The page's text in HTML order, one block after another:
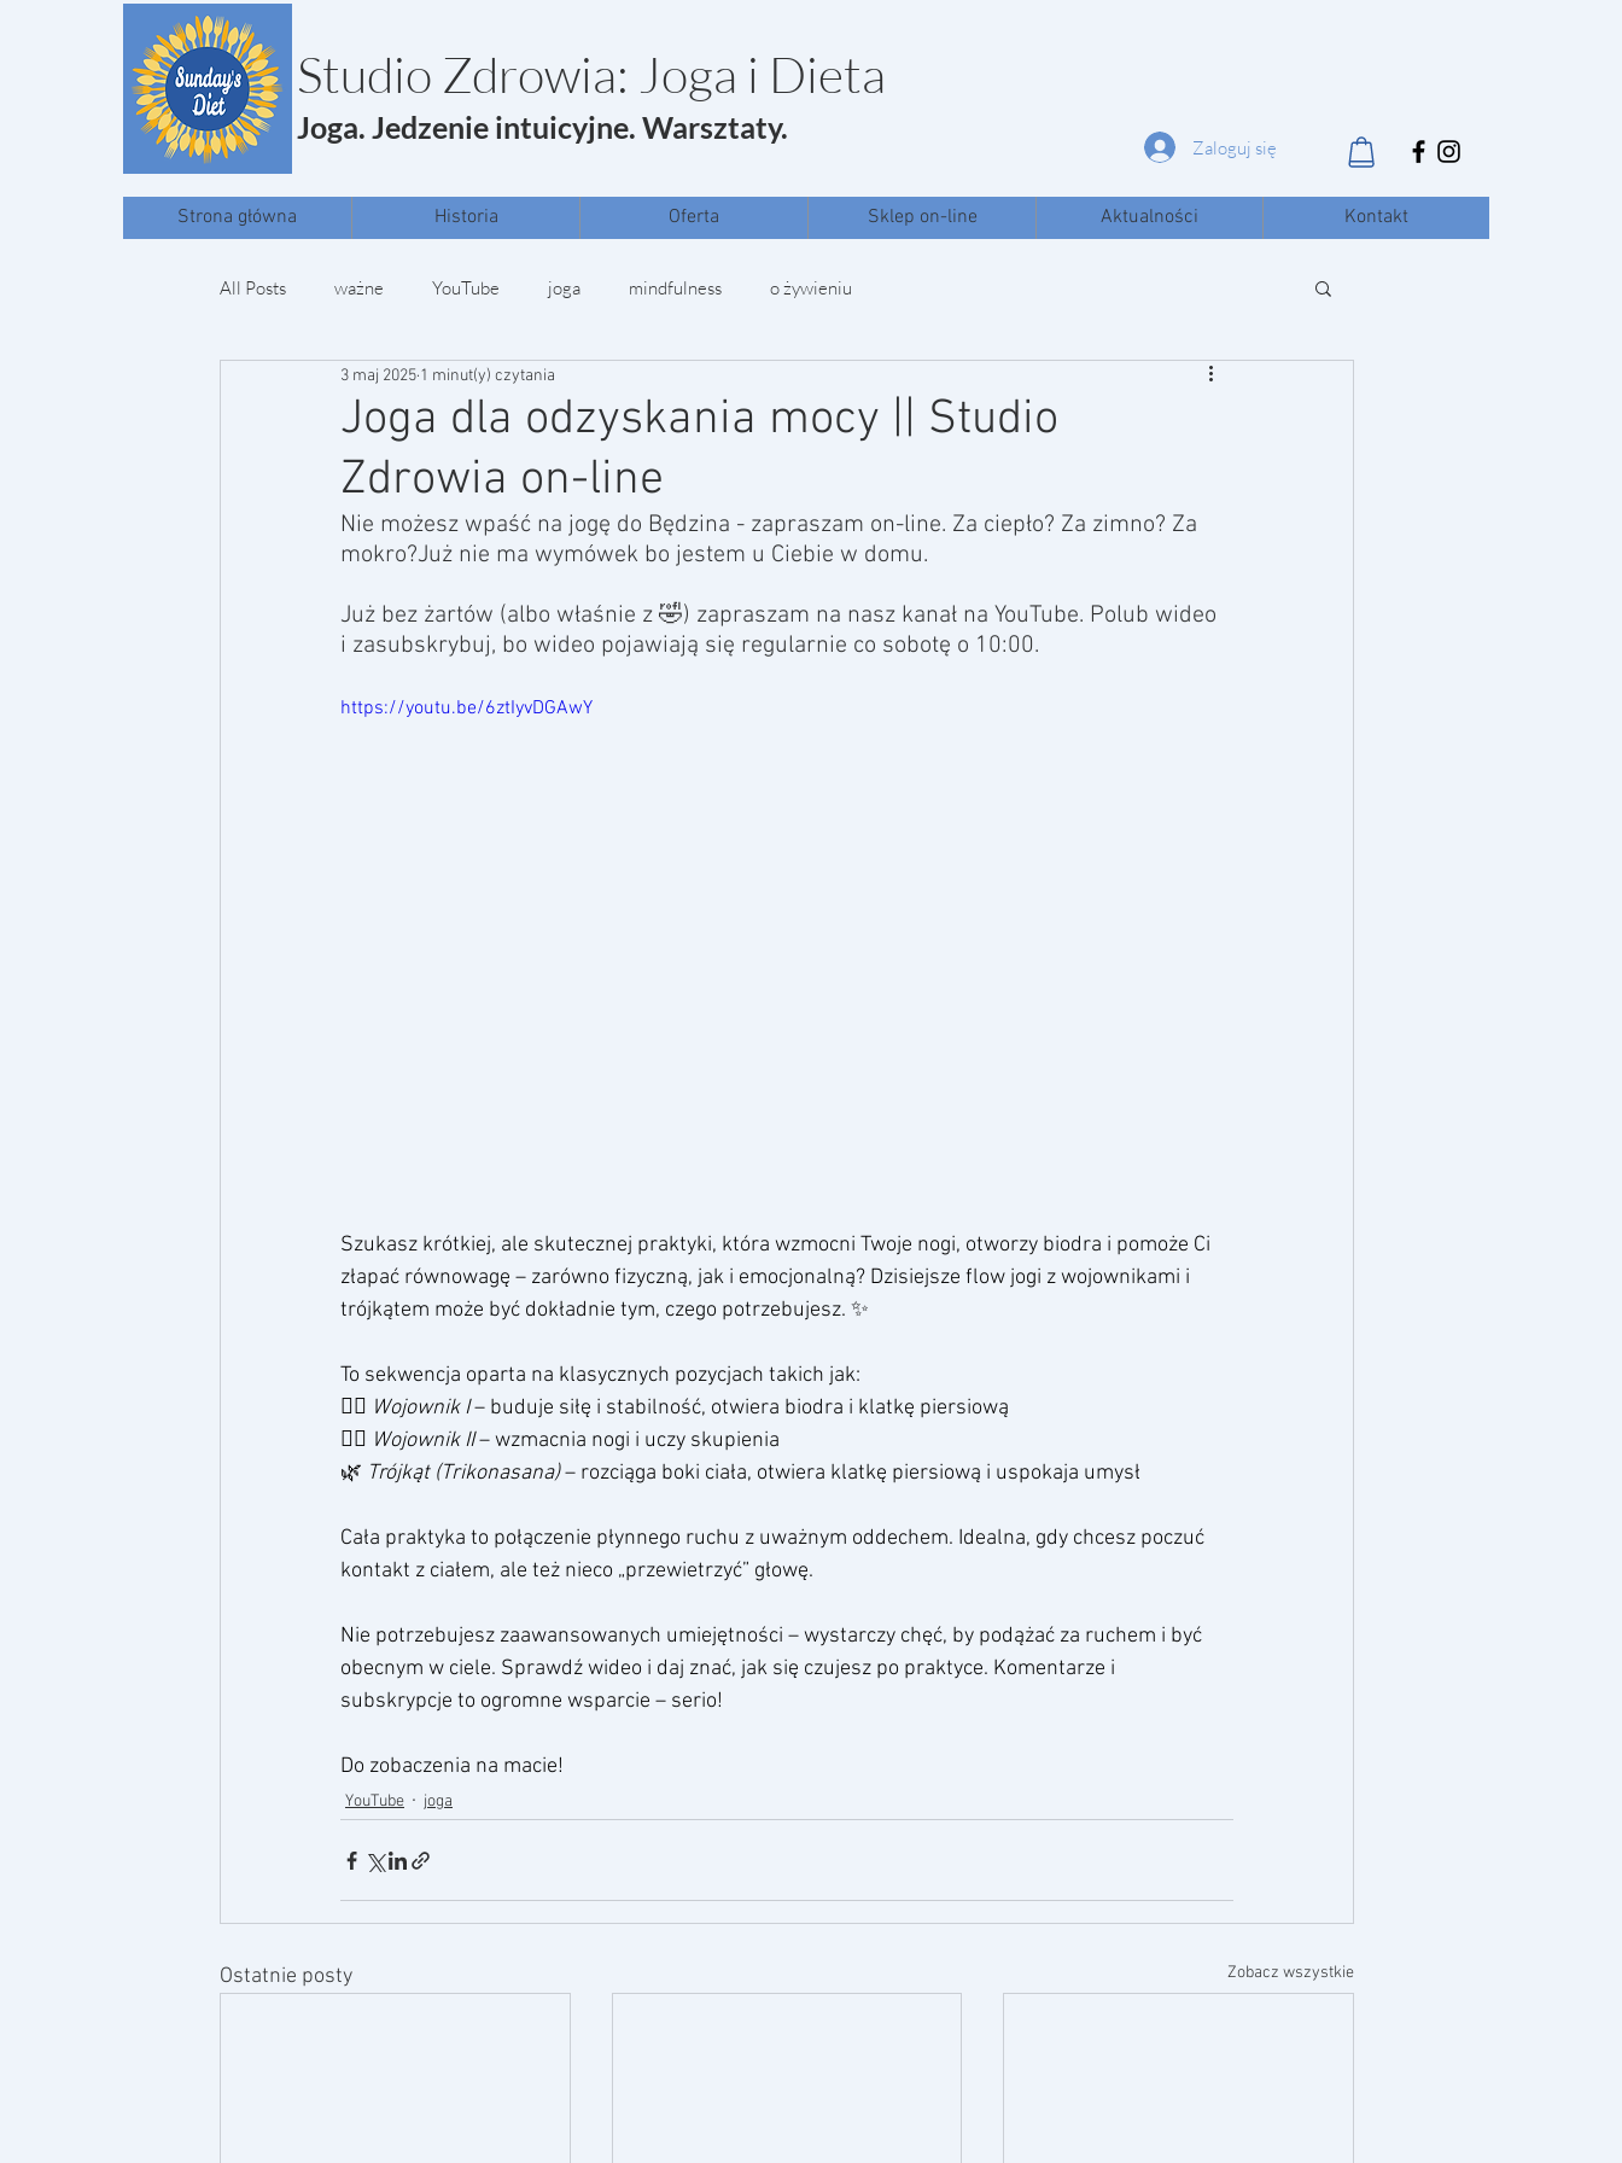
Studio Zdrowia: Joga i Dieta
Joga. Jedzenie intuicyjne. Warsztaty.
Zaloguj się
Strona główna Historia Oferta Sklep on-line Aktualności Kontakt
All Posts ważne YouTube joga mindfulness o żywieniu
Joga dla odzyskania mocy || Studio
Zdrowia on-line
3 maj 2025 1 minut(y) czytania
Nie możesz wpaść na jogę do Będzina - zapraszam on-line. Za ciepło? Za zimno? Za
mokro?Już nie ma wymówek bo jestem u Ciebie w domu.
Już bez żartów (albo właśnie z 🤣) zapraszam na nasz kanał na YouTube. Polub wideo
i zasubskrybuj, bo wideo pojawiają się regularnie co sobotę o 10:00.
https://youtu.be/6ztIyvDGAwY
Szukasz krótkiej, ale skutecznej praktyki, która wzmocni Twoje nogi, otworzy biodra i pomoże Ci
złapać równowagę – zarówno fizyczną, jak i emocjonalną? Dzisiejsze flow jogi z wojownikami i
trójkątem może być dokładnie tym, czego potrzebujesz. ✨
To sekwencja oparta na klasycznych pozycjach takich jak:
🧘‍♀️ Wojownik I – buduje siłę i stabilność, otwiera biodra i klatkę piersiową
🧘‍♂️ Wojownik II – wzmacnia nogi i uczy skupienia
🌿 Trójkąt (Trikonasana) – rozciąga boki ciała, otwiera klatkę piersiową i uspokaja umysł
Cała praktyka to połączenie płynnego ruchu z uważnym oddechem. Idealna, gdy chcesz poczuć
kontakt z ciałem, ale też nieco „przewietrzyć” głowę.
Nie potrzebujesz zaawansowanych umiejętności – wystarczy chęć, by podążać za ruchem i być
obecnym w ciele. Sprawdź wideo i daj znać, jak się czujesz po praktyce. Komentarze i
subskrypcje to ogromne wsparcie – serio!
Do zobaczenia na macie!
YouTube joga
Ostatnie posty Zobacz wszystkie